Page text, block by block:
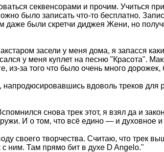
секвенсорами и прочим. Учиться
было записать что-то бесплатно.
даже были скретчи диджея Жени, но
засели у меня дома, я запасся
у меня куплет на песню "Красота".
из-за того что было очень много
вдоволь треков для
снова трек этот, я взял да и
И о том, что всё едино — и духовное
своего творчества. Считаю, что трек
ним. Там прямо бит в духе D Angelo."